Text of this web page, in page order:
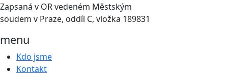
Zapsaná v OR vedeném Městským
soudem v Praze, oddíl C, vložka 189831
menu
Kdo jsme
Kontakt